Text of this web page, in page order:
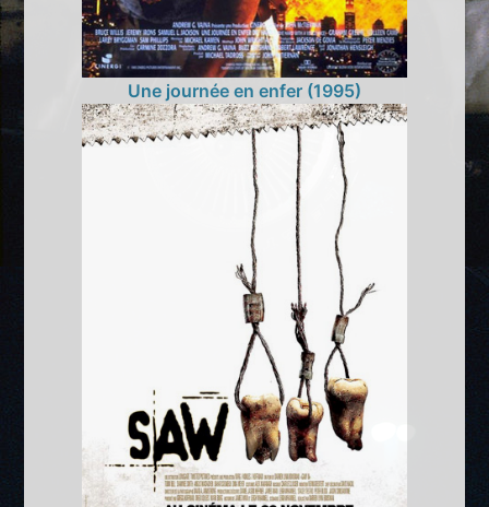
Une journée en enfer (1995)